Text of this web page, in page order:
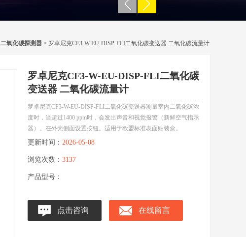
二氧化碳探测器 > 罗卓尼克CF3-W-EU-DISP-FLI二氧化碳变送器 二氧化碳流量计
罗卓尼克CF3-W-EU-DISP-FLI二氧化碳
变送器 二氧化碳流量计
罗卓尼克CF3-W-EU-DISP-FLI二氧化碳变送器测量室内二氧化碳浓
度时，当超过1400 ppm时，会发出声音和视觉报警（新鲜空气指示
器）。在外壳侧面设置按钮。适用于欧盟标准表面贴装盒。
更新时间： 2026-05-08
浏览次数： 3137
产品型号：
点击咨询 在线留言